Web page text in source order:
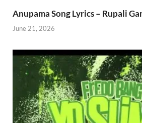
Anupama Song Lyrics – Rupali
June 21, 2026